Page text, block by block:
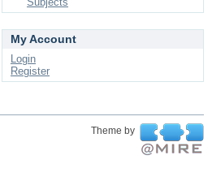
My Account
Login
Register
Theme by